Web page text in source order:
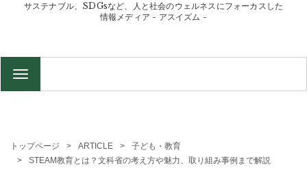
サステナブル、SDGsなど、人と社会のウェルネスにフォーカスした
情報メディア - アスイズム -
TOGGLE
トップページ ARTICLE
子ども・教育
STEAM教育とは？文科省の考え方や魅力、取り組み事例まで解説